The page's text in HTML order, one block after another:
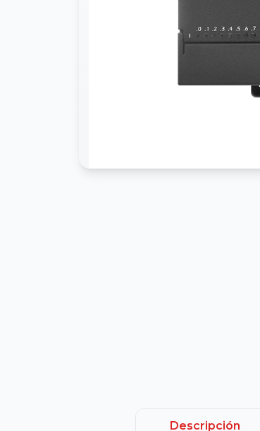
Descripción